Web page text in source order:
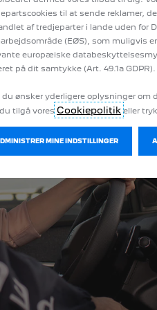
&
der med kendskab til netop din
af dine biler
team med kendskab til de seneste
designet
skadesarbejde på varebiler
bringe-service med Peugeot
vejhjælpsløsninger tilpasset
reservedele og værkstedstimer
mens du venter med fri Wi-Fi og
til at sende reklamer,
af tredjeparter i lande uden for
(EØS), som muligvis
europæiske
på dit samtykke (Art. 49.1a GDPR).
du ønsker yderligere oplysninger om
tilgå vores Cookiepolitik eller
ADMINISTRER MINE INDSTILLINGER